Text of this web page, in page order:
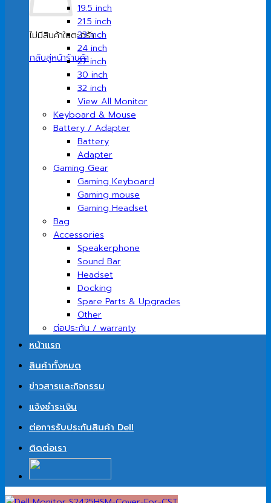
ไม่มีสินค้าในตะกร้า
กลับสู่หน้าร้านค้า
19.5 inch
21.5 inch
23 inch
24 inch
27 inch
30 inch
32 inch
View All Monitor
Keyboard & Mouse
Battery / Adapter
Battery
Adapter
Gaming Gear
Gaming Keyboard
Gaming mouse
Gaming Headset
Bag
Accessories
Speakerphone
Sound Bar
Headset
Docking
Spare Parts & Upgrades
Other
ต่อประกัน / warranty
หน้าแรก
สินค้าทั้งหมด
ข่าวสารและกิจกรรม
แจ้งชำระเงิน
ต่อการรับประกันสินค้า Dell
ติดต่อเรา